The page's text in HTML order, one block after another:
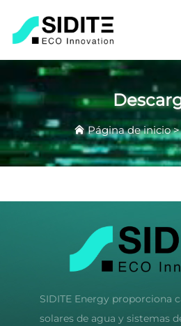
Página de inicio
SIDITE Energy proporciona
solares de agua y sistemas